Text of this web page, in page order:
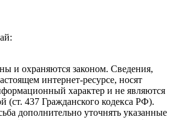
и охраняются законом. Сведения,
интернет-ресурсе, носят
характер и не являются
(ст. 437 Гражданского кодекса РФ).
дополнительно уточнять указанные